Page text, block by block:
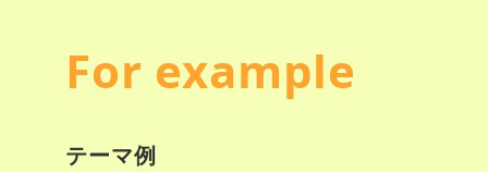
For example
テーマ例